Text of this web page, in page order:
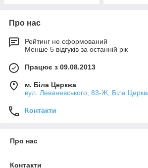
Про нас
Рейтинг не сформований
Менше 5 відгуків за останній рік
Працює з 09.08.2013
м. Біла Церква
вул. Леваневського, 83-Ж, Біла
Контакти
Про нас
Контакти